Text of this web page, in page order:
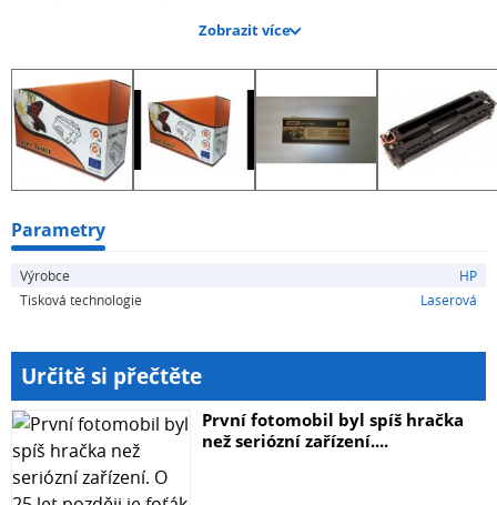
Zobrazit více
Parametry
Výrobce
HP
Tisková technologie
Laserová
Určitě si přečtěte
První fotomobil byl spíš hračka
než seriózní zařízení....